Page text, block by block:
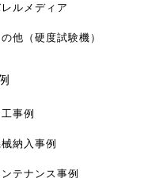
ルメディア
他（硬度試験機）
事例
納入事例
ンテナンス事例